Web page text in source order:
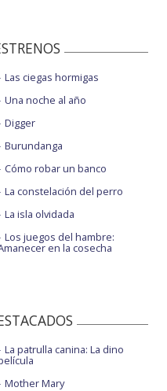
Las ciegas hormigas
Una noche al año
Digger
Burundanga
Cómo robar un banco
La constelación del perro
La isla olvidada
Los juegos del hambre:
en la cosecha
La patrulla canina: La dino
Mother Mary